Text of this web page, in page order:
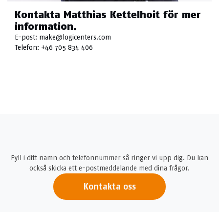
Kontakta Matthias Kettelhoit för mer
information.
E-post: make@logicenters.com
Telefon: +46 705 834 406
Fyll i ditt namn och telefonnummer så ringer vi upp dig. Du kan
också skicka ett e-postmeddelande med dina frågor.
Kontakta oss